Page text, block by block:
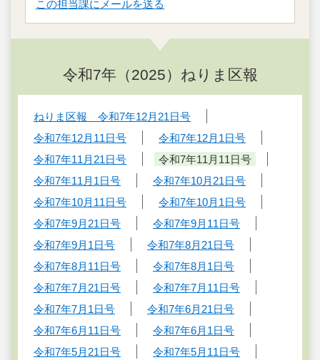
この担当課にメールを送る
令和7年（2025）ねりま区報
ねりま区報 令和7年12月21日号
令和7年12月11日号
令和7年12月1日号
令和7年11月21日号
令和7年11月11日号
令和7年11月1日号
令和7年10月21日号
令和7年10月11日号
令和7年10月1日号
令和7年9月21日号
令和7年9月11日号
令和7年9月1日号
令和7年8月21日号
令和7年8月11日号
令和7年8月1日号
令和7年7月21日号
令和7年7月11日号
令和7年7月1日号
令和7年6月21日号
令和7年6月11日号
令和7年6月1日号
令和7年5月21日号
令和7年5月11日号